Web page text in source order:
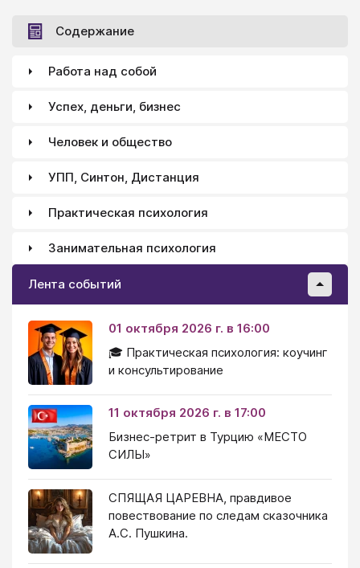
Содержание
Работа над собой
Успех, деньги, бизнес
Человек и общество
УПП, Синтон, Дистанция
Практическая психология
Занимательная психология
Лента событий
01 октября 2026 г. в 16:00
🎓 Практическая психология: коучинг
и консультирование
11 октября 2026 г. в 17:00
Бизнес-ретрит в Турцию «МЕСТО
СИЛЫ»
СПЯЩАЯ ЦАРЕВНА, правдивое
повествование по следам сказочника
А.С. Пушкина.